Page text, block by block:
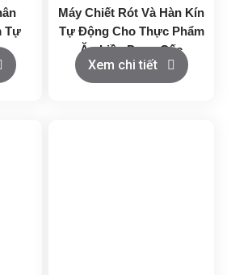
Tự
Máy Chiết Rót Và Hàn Kín
Tự Động Cho Thực Phẩm
Ăn Liền Dạng Cốc
Xem chi tiết